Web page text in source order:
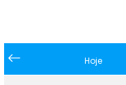
Hoje